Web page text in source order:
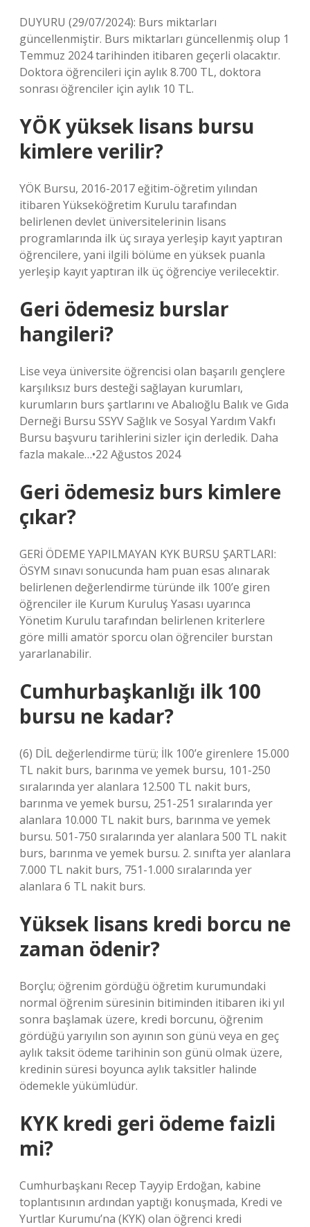
DUYURU (29/07/2024): Burs miktarları
güncellenmiştir. Burs miktarları güncellenmiş olup 1
Temmuz 2024 tarihinden itibaren geçerli olacaktır.
Doktora öğrencileri için aylık 8.700 TL, doktora
sonrası öğrenciler için aylık 10 TL.
YÖK yüksek lisans bursu
kimlere verilir?
YÖK Bursu, 2016-2017 eğitim-öğretim yılından
itibaren Yükseköğretim Kurulu tarafından
belirlenen devlet üniversitelerinin lisans
programlarında ilk üç sıraya yerleşip kayıt yaptıran
öğrencilere, yani ilgili bölüme en yüksek puanla
yerleşip kayıt yaptıran ilk üç öğrenciye verilecektir.
Geri ödemesiz burslar
hangileri?
Lise veya üniversite öğrencisi olan başarılı gençlere
karşılıksız burs desteği sağlayan kurumları,
kurumların burs şartlarını ve Abalıoğlu Balık ve Gıda
Derneği Bursu SSYV Sağlık ve Sosyal Yardım Vakfı
Bursu başvuru tarihlerini sizler için derledik. Daha
fazla makale…•22 Ağustos 2024
Geri ödemesiz burs kimlere
çıkar?
GERİ ÖDEME YAPILMAYAN KYK BURSU ŞARTLARI:
ÖSYM sınavı sonucunda ham puan esas alınarak
belirlenen değerlendirme türünde ilk 100’e giren
öğrenciler ile Kurum Kuruluş Yasası uyarınca
Yönetim Kurulu tarafından belirlenen kriterlere
göre milli amatör sporcu olan öğrenciler burstan
yararlanabilir.
Cumhurbaşkanlığı ilk 100
bursu ne kadar?
(6) DİL değerlendirme türü; İlk 100’e girenlere 15.000
TL nakit burs, barınma ve yemek bursu, 101-250
sıralarında yer alanlara 12.500 TL nakit burs,
barınma ve yemek bursu, 251-251 sıralarında yer
alanlara 10.000 TL nakit burs, barınma ve yemek
bursu. 501-750 sıralarında yer alanlara 500 TL nakit
burs, barınma ve yemek bursu. 2. sınıfta yer alanlara
7.000 TL nakit burs, 751-1.000 sıralarında yer
alanlara 6 TL nakit burs.
Yüksek lisans kredi borcu ne
zaman ödenir?
Borçlu; öğrenim gördüğü öğretim kurumundaki
normal öğrenim süresinin bitiminden itibaren iki yıl
sonra başlamak üzere, kredi borcunu, öğrenim
gördüğü yarıyılın son ayının son günü veya en geç
aylık taksit ödeme tarihinin son günü olmak üzere,
kredinin süresi boyunca aylık taksitler halinde
ödemekle yükümlüdür.
KYK kredi geri ödeme faizli
mi?
Cumhurbaşkanı Recep Tayyip Erdoğan, kabine
toplantısının ardından yaptığı konuşmada, Kredi ve
Yurtlar Kurumu’na (KYK) olan öğrenci kredi